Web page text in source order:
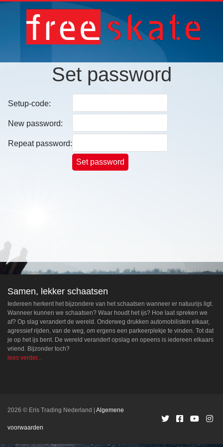
Set password
Setup-code:
New password:
Repeat password:
Samen, lekker schaatsen
Iedereen herkent het bijzondere van het schaatsen wanneer er natuurijs ligt.
Wanneer kunnen we schaatsen? Waar houdt het ijs? Hoe laat spreken we
af? Op slag verandert de wereld. Onderweg drukken automobilisten elkaar,
agressief rijden, van de weg, om ergens een parkeerplekje te vinden. Tot dat
je op het ijs bent. De wereld verandert opslag en opeens is iedereen elkaars
vriend. Bijzonder toch?
lees verder...
2026 © Eris Trading Nederland Algemene
voorwaarden